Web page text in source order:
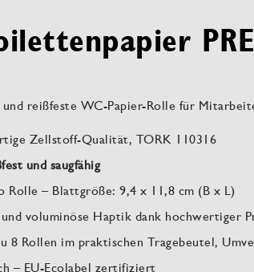
und reißfeste WC-Papier-Rolle für
Zellstoff-Qualität, TORK 110316
und saugfähig
Rolle – Blattgröße: 9,4 x 11,8 cm (B x L)
voluminöse Haptik dank hochwertiger
8 Rollen im praktischen Tragebeutel,
– EU-Ecolabel zertifiziert